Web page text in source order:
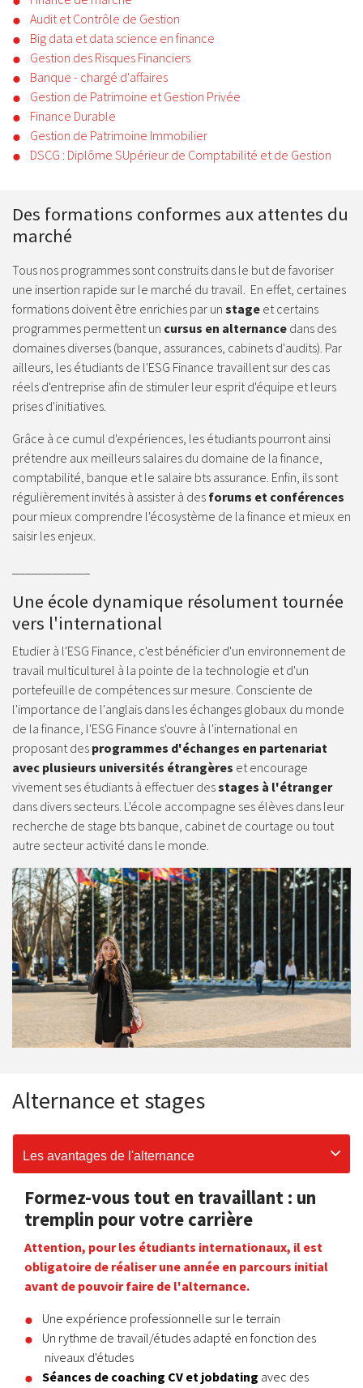
Audit et Contrôle de Gestion
Big data et data science en finance
Gestion des Risques Financiers
Banque - chargé d'affaires
Gestion de Patrimoine et Gestion Privée
Finance Durable
Gestion de Patrimoine Immobilier
DSCG : Diplôme SUpérieur de Comptabilité et de Gestion
Des formations conformes aux attentes du
marché
Tous nos programmes sont construits dans le but de favoriser
une insertion rapide sur le marché du travail. En effet, certaines
formations doivent être enrichies par un stage et certains
programmes permettent un cursus en alternance dans des
domaines diverses (banque, assurances, cabinets d'audits). Par
ailleurs, les étudiants de l'ESG Finance travaillent sur des cas
réels d'entreprise afin de stimuler leur esprit d'équipe et leurs
prises d'initiatives.
Grâce à ce cumul d'expériences, les étudiants pourront ainsi
prétendre aux meilleurs salaires du domaine de la finance,
comptabilité, banque et le salaire bts assurance. Enfin, ils sont
régulièrement invités à assister à des forums et conférences
pour mieux comprendre l'écosystème de la finance et mieux en
saisir les enjeux.
Une école dynamique résolument tournée
vers l'international
Etudier à l'ESG Finance, c'est bénéficier d'un environnement de
travail multiculturel à la pointe de la technologie et d'un
portefeuille de compétences sur mesure. Consciente de
l'importance de l'anglais dans les échanges globaux du monde
de la finance, l'ESG Finance s'ouvre à l'international en
proposant des programmes d'échanges en partenariat
avec plusieurs universités étrangères et encourage
vivement ses étudiants à effectuer desstages à l'étranger
dans divers secteurs. L'école accompagne ses élèves dans leur
recherche de stage bts banque, cabinet de courtage ou tout
autre secteur activité dans le monde.
Alternance et stages
Les avantages de l'alternance
Formez-vous tout en travaillant : un
tremplin pour votre carrière
Attention, pour les étudiants internationaux, il est
obligatoire de réaliser une année en parcours initial
avant de pouvoir faire de l'alternance.
Une expérience professionnelle sur le terrain
Un rythme de travail/études adapté en fonction des
niveaux d'études
Séances de coaching CV et jobdating avec des